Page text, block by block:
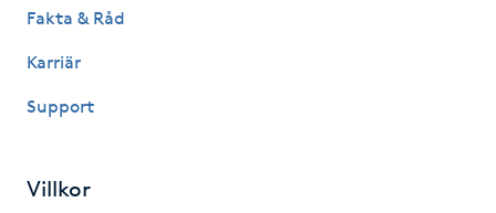
Hårförlängning
Hårvård
Hälsa
Fakta & Råd
Karriär
Support
Villkor